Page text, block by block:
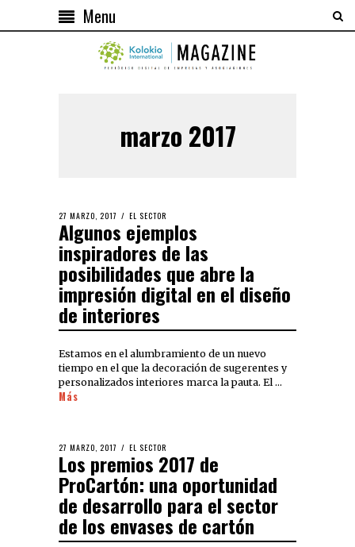
Menu
marzo 2017
27 MARZO, 2017 EL SECTOR
Algunos ejemplos
inspiradores de las
posibilidades que abre la
impresión digital en el diseño
de interiores
Estamos en el alumbramiento de un nuevo
tiempo en el que la decoración de sugerentes y
personalizados interiores marca la pauta. El …
Más
27 MARZO, 2017 EL SECTOR
Los premios 2017 de
ProCartón: una oportunidad
de desarrollo para el sector
de los envases de cartón